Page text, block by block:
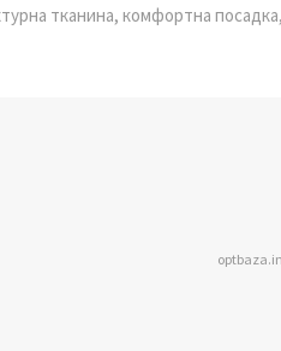
тканина, комфортна